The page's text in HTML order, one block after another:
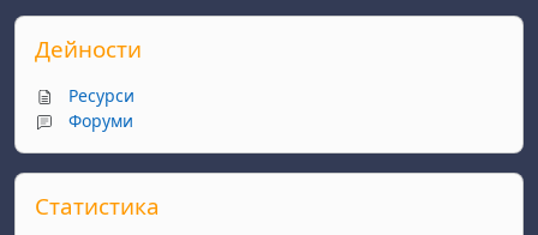
Прескочи Дейности
Дейности
Ресурси
Форуми
Прескочи Статистика
Статистика